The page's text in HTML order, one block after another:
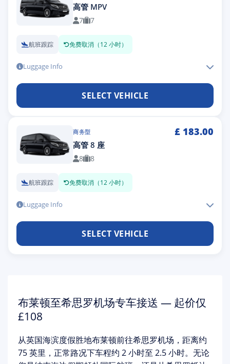
高管 MPV
7 7
航班跟踪 免费取消（12 小时）
Luggage Info
SELECT VEHICLE
商务型 £ 183.00
高管 8 座
8 8
航班跟踪 免费取消（12 小时）
Luggage Info
SELECT VEHICLE
布莱顿至希思罗机场专车接送 — 起价仅
£108
从英国海滨度假胜地布莱顿前往希思罗机场 ，距离约
75 英里，正常路况下车程约 2 小时至 2.5 小时。无论